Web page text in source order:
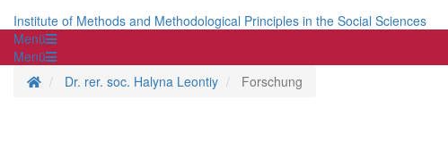
Institute of Methods and Methodological Principles in the Social Sciences
Menü
Menü
Homepage
Dr. rer. soc. Halyna Leontiy Forschung